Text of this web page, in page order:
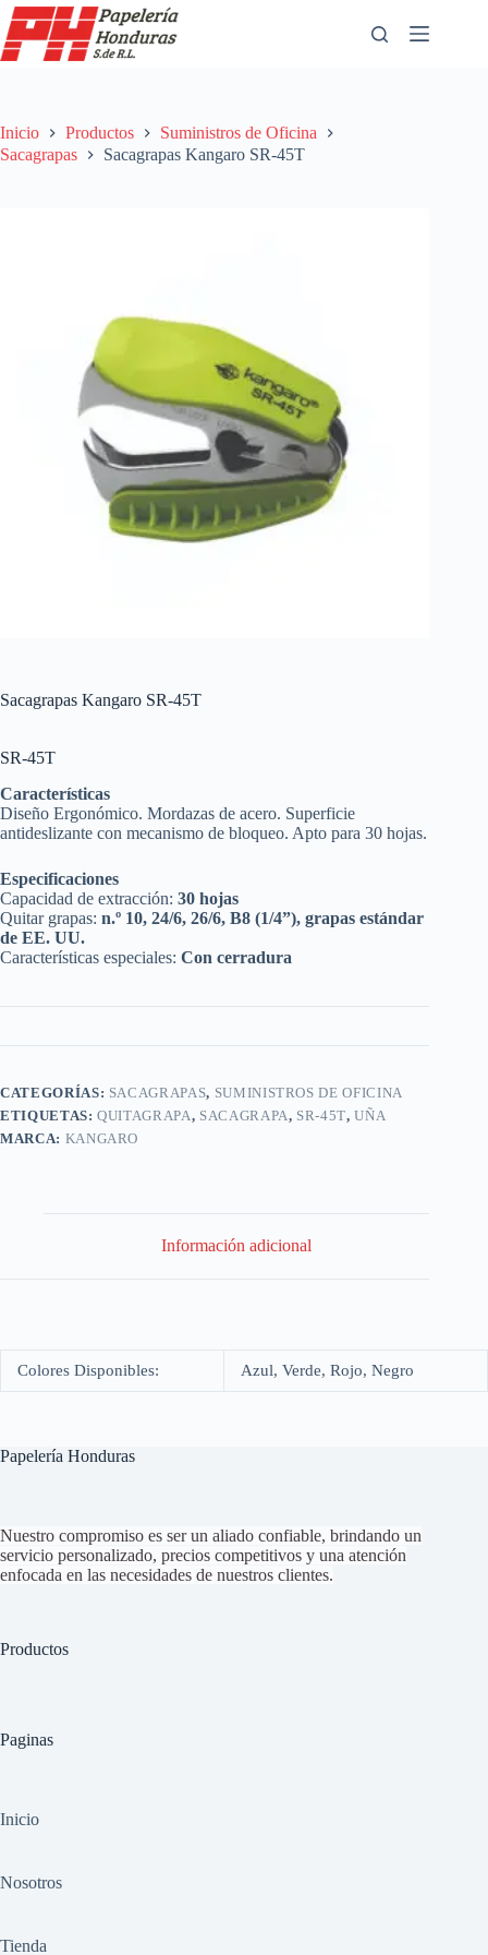
Saltar
al
contenido
Inicio Productos
Suministros de Oficina
Sacagrapas
Sacagrapas Kangaro SR-45T
Sacagrapas Kangaro SR-45T
SR-45T
Características
Diseño Ergonómico. Mordazas de acero. Superficie
antideslizante con mecanismo de bloqueo. Apto para 30 hojas.
Especificaciones
Capacidad de extracción: 30 hojas
Quitar grapas: n.º 10, 24/6, 26/6, B8 (1/4”), grapas estándar
de EE. UU.
Características especiales: Con cerradura
CATEGORÍAS: SACAGRAPAS, SUMINISTROS DE OFICINA
ETIQUETAS:QUITAGRAPA, SACAGRAPA, SR-45T,UÑA
MARCA: KANGARO
Información adicional
Colores Disponibles: Azul, Verde, Rojo, Negro
Papelería Honduras
Nuestro compromiso es ser un aliado confiable, brindando un
servicio personalizado, precios competitivos y una atención
enfocada en las necesidades de nuestros clientes.
Productos
Paginas
Inicio
Nosotros
Tienda